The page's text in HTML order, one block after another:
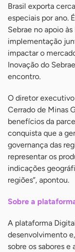
Brasil exporta
especiais por ano.
Sebrae no apoio
implementação
impactar o
Inovação do
encontro.
O diretor
Cerrado de Minas
benefícios da
conquista que a
governança das
representar os
indicações
regiões”, apontou.
Sobre a
A plataforma
desenvolvimento
sobre os sabores e